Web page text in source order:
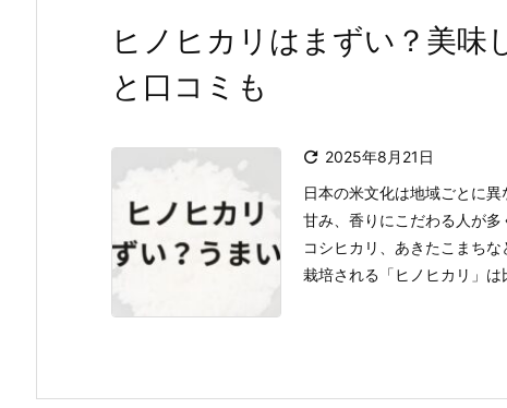
ヒノヒカリはまずい？美味
と口コミも
 2025年8月21日
日本の米文化は地域ごとに
甘み、香りにこだわる人が多
コシヒカリ、あきたこまち
栽培される「ヒノヒカリ」は